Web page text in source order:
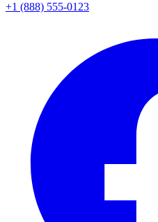
+1 (888) 555-0123